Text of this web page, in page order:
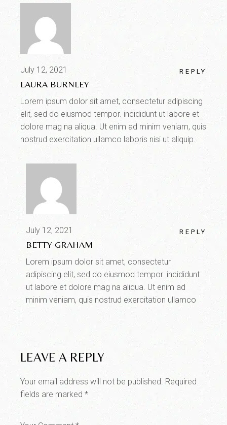
July 12, 2021
LAURA BURNLEY
Lorem ipsum dolor sit amet, consectetur adipiscing
elit, sed do eiusmod tempor. incididunt ut labore et
dolore mag na aliqua. Ut enim ad minim veniam, quis
nostrud exercitation ullamco laboris nisi ut aliquip.
REPLY
July 12, 2021
BETTY GRAHAM
Lorem ipsum dolor sit amet, consectetur
adipiscing elit, sed do eiusmod tempor. incididunt
ut labore et dolore mag na aliqua. Ut enim ad
minim veniam, quis nostrud exercitation ullamco
REPLY
LEAVE A REPLY
Your email address will not be published. Required
fields are marked*